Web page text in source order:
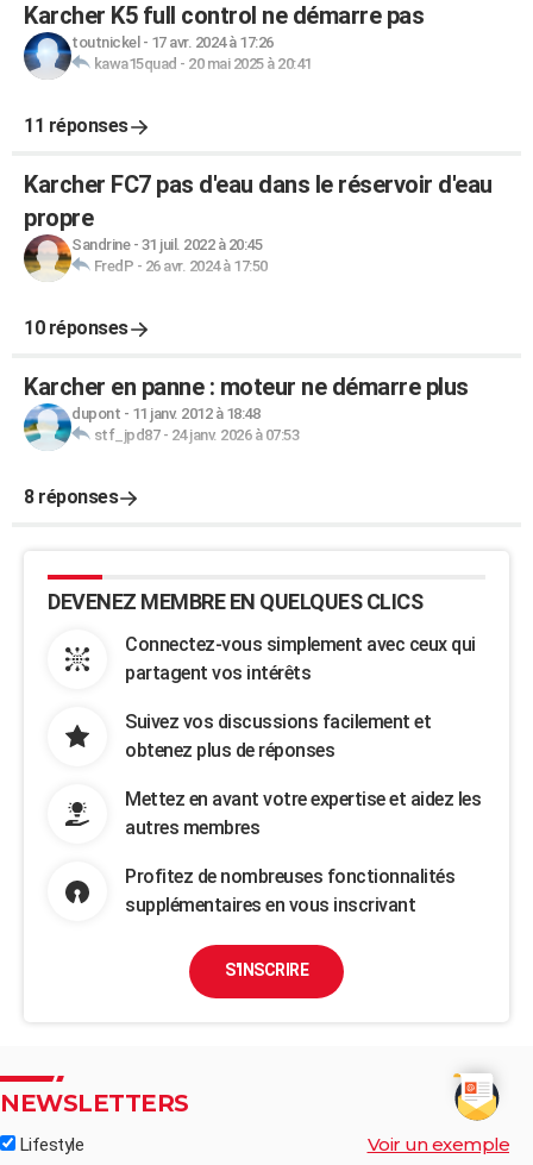
Karcher K5 full control ne démarre pas
toutnickel - 17 avr. 2024 à 17:26
kawa15quad - 20 mai 2025 à 20:41
11 réponses
Karcher FC7 pas d'eau dans le réservoir d'eau
propre
Sandrine- 31 juil. 2022 à 20:45
FredP - 26 avr. 2024 à 17:50
10 réponses
Karcher en panne : moteur ne démarre plus
dupont - 11 janv. 2012 à 18:48
stf_jpd87- 24 janv. 2026 à 07:53
8 réponses
DEVENEZ MEMBRE EN QUELQUES CLICS
Connectez-vous simplement avec ceux qui
partagent vos intérêts
Suivez vos discussions facilement et
obtenez plus de réponses
Mettez en avant votre expertise et aidez les
autres membres
Profitez de nombreuses fonctionnalités
supplémentaires en vous inscrivant
S'INSCRIRE
NEWSLETTERS
Lifestyle Voir un exemple